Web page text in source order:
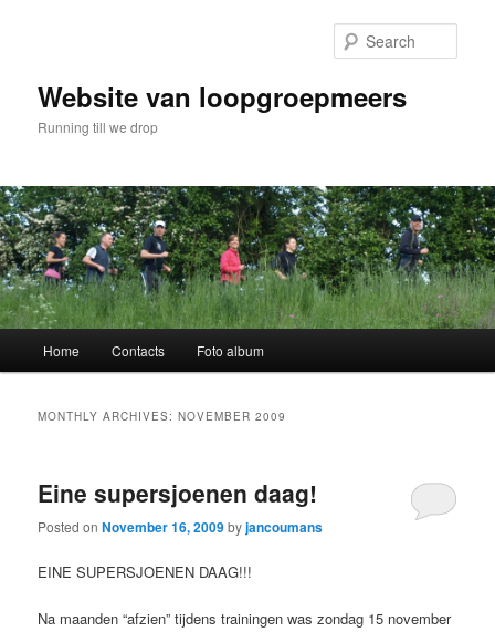
Website van loopgroepmeers
Running till we drop
Home Contacts Foto album
MONTHLY ARCHIVES:NOVEMBER 2009
Eine supersjoenen daag!
Posted onNovember 16, 2009byjancoumans
EINE SUPERSJOENEN DAAG!!!
Na maanden “afzien” tijdens trainingen was zondag 15 november